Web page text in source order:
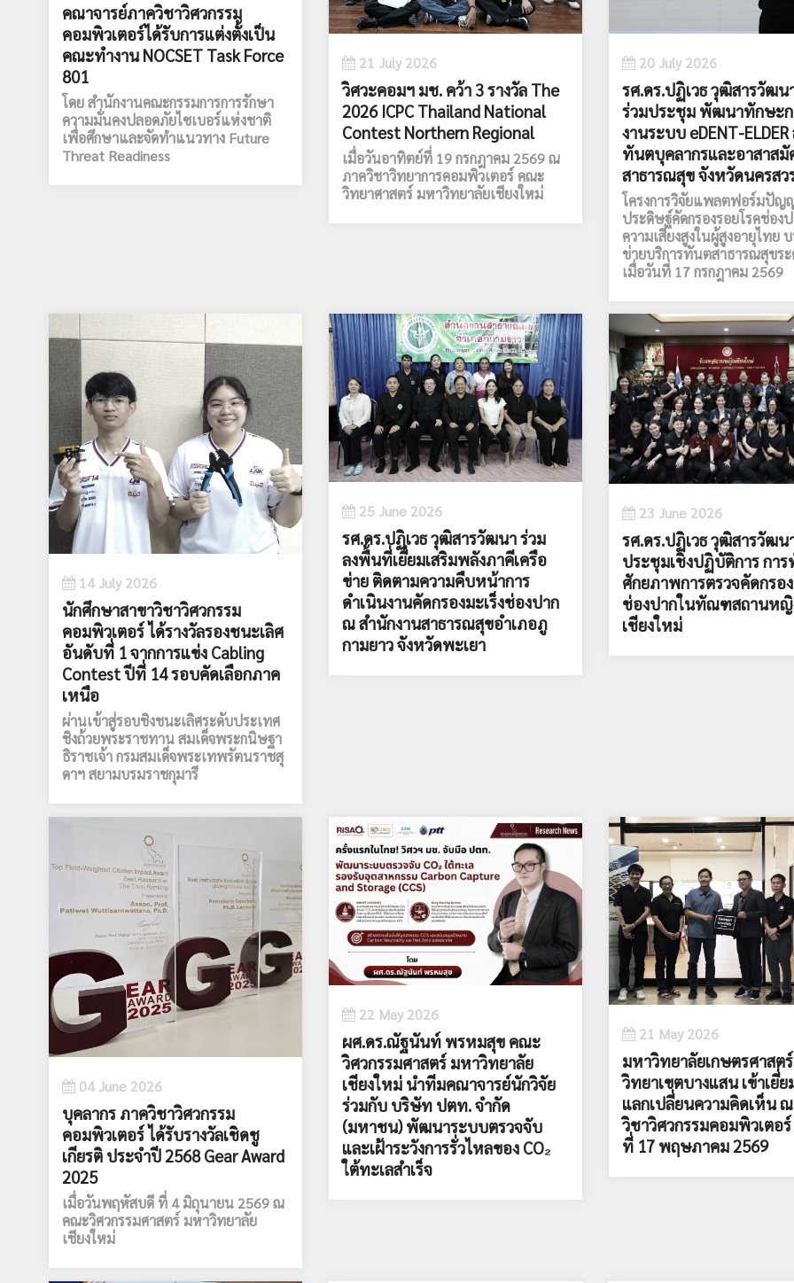
คณาจารย์ภาควิชาวิศวกรรม
คอมพิวเตอร์ได้รับการแต่งตั้งเป็น
คณะทำงาน NOCSET Task Force
801
โดย สำนักงานคณะกรรมการการรักษา
ความมั่นคงปลอดภัยไซเบอร์แห่งชาติ
เพื่อศึกษาและจัดทำแนวทาง Future
Threat Readiness
21 July 2026
วิศวะคอมฯ มช. คว้า 3 รางวัล The
2026 ICPC Thailand National
Contest Northern Regional
เมื่อวันอาทิตย์ที่ 19 กรกฎาคม 2569 ณ
ภาควิชาวิทยาการคอมพิวเตอร์ คณะ
วิทยาศาสตร์ มหาวิทยาลัยเชียงใหม่
20 July 2026
รศ.ดร.ปฏิเวธ วุฒิสารวัฒน
ร่วมประชุม พัฒนาทักษะก
งานระบบ eDENT-
ทันตบุคลากรและอาสาสมั
สาธารณสุข จังหวัดนครสว
โครงการวิจัยแพลตฟอร์มปัญ
ประดิษฐ์คัดกรองรอยโรคช่อง
ความเสี่ยงสูงในผู้สูงอายุไทย
ข่ายบริการทันตสาธารณสุขร
เมื่อวันที่ 17 กรกฎาคม 2569
14 July 2026
นักศึกษาสาขาวิชาวิศวกรรม
คอมพิวเตอร์ ได้รางวัลรองชนะเลิศ
อันดับที่ 1 จากการแข่ง Cabling
Contest ปีที่ 14 รอบคัดเลือกภาค
เหนือ
ผ่านเข้าสู่รอบชิงชนะเลิศระดับประเทศ
ชิงถ้วยพระราชทาน สมเด็จพระกนิษฐา
ธิราชเจ้า กรมสมเด็จพระเทพรัตนราชสุ
ดาฯ สยามบรมราชกุมารี
25 June 2026
รศ.ดร.ปฏิเวธ วุฒิสารวัฒนา ร่วม
ลงพื้นที่เยี่ยมเสริมพลังภาคีเครือ
ข่าย ติดตามความคืบหน้าการ
ดำเนินงานคัดกรองมะเร็งช่องปาก
ณ สำนักงานสาธารณสุขอำเภอภู
กามยาว จังหวัดพะเยา
23 June 2026
รศ.ดร.ปฏิเวธ วุฒิสารวัฒน
ประชุมเชิงปฏิบัติการ กา
ศักยภาพการตรวจคัดกรอง
ช่องปากในทัณฑสถานหญิ
เชียงใหม่
04 June 2026
บุคลากร ภาควิชาวิศวกรรม
คอมพิวเตอร์ ได้รับรางวัลเชิดชู
เกียรติ ประจำปี 2568 Gear Award
2025
เมื่อวันพฤหัสบดี ที่ 4 มิถุนายน 2569 ณ
คณะวิศวกรรมศาสตร์ มหาวิทยาลัย
เชียงใหม่
22 May 2026
ผศ.ดร.ณัฐนันท์ พรหมสุข คณะ
วิศวกรรมศาสตร์ มหาวิทยาลัย
เชียงใหม่ นำทีมคณาจารย์นักวิจัย
ร่วมกับ บริษัท ปตท. จำกัด
(มหาชน) พัฒนาระบบตรวจจับ
และเฝ้าระวังการรั่วไหลของ CO₂
ใต้ทะเลสำเร็จ
21 May 2026
มหาวิทยาลัยเกษตรศาสตร์
วิทยาเขตบางแสน เข้าเยี่
แลกเปลี่ยนความคิดเห็น
วิชาวิศวกรรมคอมพิวเตอ
ที่ 17 พฤษภาคม 2569